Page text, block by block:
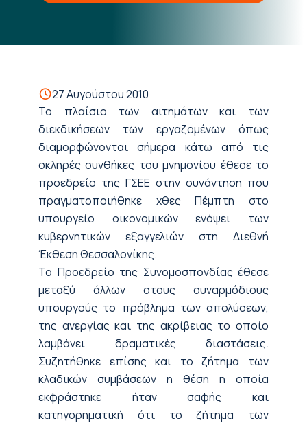
27 Αυγούστου 2010
Το πλαίσιο των αιτημάτων και των
διεκδικήσεων των εργαζομένων όπως
διαμορφώνονται σήμερα κάτω από τις
σκληρές συνθήκες του μνημονίου έθεσε το
προεδρείο της ΓΣΕΕ στην συνάντηση που
πραγματοποιήθηκε χθες Πέμπτη στο
υπουργείο οικονομικών ενόψει των
κυβερνητικών εξαγγελιών στη Διεθνή
Έκθεση Θεσσαλονίκης.
Το Προεδρείο της Συνομοσπονδίας έθεσε
μεταξύ άλλων στους συναρμόδιους
υπουργούς το πρόβλημα των απολύσεων,
της ανεργίας και της ακρίβειας το οποίο
λαμβάνει δραματικές διαστάσεις.
Συζητήθηκε επίσης και το ζήτημα των
κλαδικών συμβάσεων η θέση η οποία
εκφράστηκε ήταν σαφής και
κατηγορηματική ότι το ζήτημα των